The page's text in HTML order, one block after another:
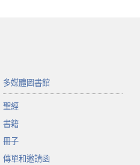
多媒體圖書館
聖經
書籍
冊子
傳單和邀請函